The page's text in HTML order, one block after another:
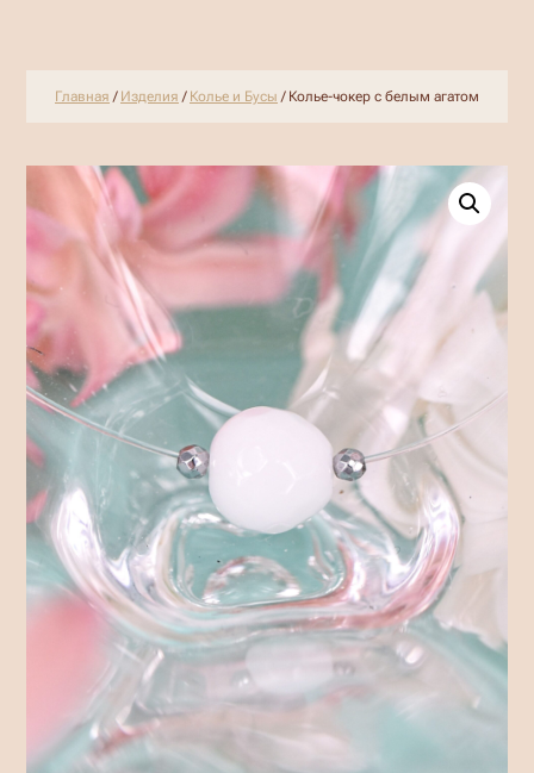
Главная / Изделия / Колье и Бусы / Колье-чокер с белым агатом